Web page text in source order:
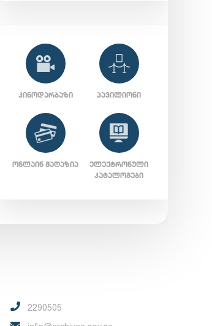
ᲙᲘᲜᲝᲓᲐᲠᲑᲐᲖᲘ ᲞᲐᲕᲘᲚᲘᲝᲜᲘ
ᲝᲜᲚᲐᲘᲜ ᲛᲐᲦᲐᲖᲘᲐ
ᲔᲚᲔᲥᲢᲠᲝᲜᲣᲚᲘ
ᲙᲐᲢᲐᲚᲝᲒᲔᲑᲘ
2290505